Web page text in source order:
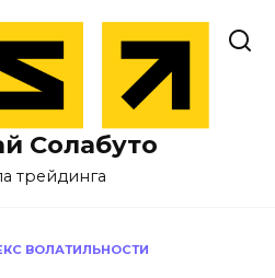
Солабуто
трейдинга
ВОЛАТИЛЬНОСТИ